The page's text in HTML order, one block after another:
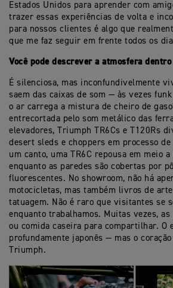
Estados Unidos para aprender com
trazer essas experiências de volta e
para nossos clientes é algo que
que me faz seguir em frente todos os
Você pode descrever a atmosfera
É silenciosa, mas inconfundivelmente
saem das caixas de som — às vezes
o ar carrega a mistura de cheiro de
entrecortada pelo som metálico das
elevadores, Triumph TR6Cs e T120Rs
desert sleds e choppers em processo de
um canto, uma TR6C repousa em meio
enquanto as paredes são cobertas por
fluorescentes. No showroom, não há
motocicletas, mas também livros de
tatuagem. Não é raro que visitantes se
enquanto trabalhamos. Muitas vezes, as
ou comida caseira para compartilhar. O
profundamente japonês — mas o
Triumph.